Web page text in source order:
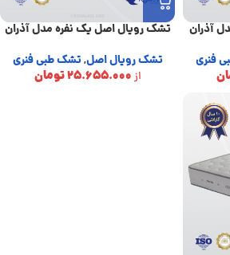
آذران
فنری
تشک رویال اصل یک نفره مدل آذران
تشک رویال اصل,تشک طبی فنری
از25.655.000تومان